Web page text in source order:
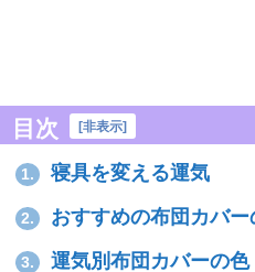
目次 [非表示]
1. 寝具を変える運気
2. おすすめの布団カバー
3. 運気別布団カバーの色